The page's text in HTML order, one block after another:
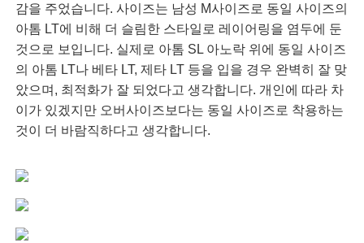
감을 주었습니다. 사이즈는 남성 M사이즈로 동일 사이즈의
아톰 LT에 비해 더 슬림한 스타일로 레이어링을 염두에 둔
것으로 보입니다. 실제로 아톰 SL 아노락 위에 동일 사이즈
의 아톰 LT나 베타 LT, 제타 LT 등을 입을 경우 완벽히 잘 맞
았으며, 최적화가 잘 되었다고 생각합니다. 개인에 따라 차
이가 있겠지만 오버사이즈보다는 동일 사이즈로 착용하는
것이 더 바람직하다고 생각합니다.